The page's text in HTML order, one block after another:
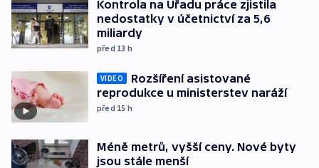
Kontrola na Úřadu práce zjistila
nedostatky v účetnictví za 5,6
miliardy
před 13 h
VIDEO
Rozšíření asistované
reprodukce u ministerstev naráží
před 15 h
Méně metrů, vyšší ceny. Nové byty
jsou stále menší